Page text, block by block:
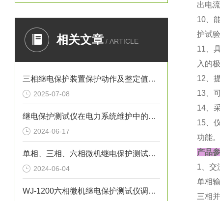
相关文章 / ARTICLE
三相继电保护装置保护动作及整定值检验方法
2025-07-08
继电保护测试仪在电力系统维护中的重要性
2024-06-17
单相、三相、六相微机继电保护测试仪有什么区别
2024-06-04
WJ-1200六相微机继电保护测试仪调压脉宽试验方法
出电
10、
护试
11、
入的
12、
13、
14、
15、
功能。
产品
1、交
单相
三相